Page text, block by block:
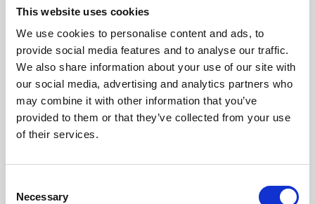
This website uses cookies
We use cookies to personalise content and ads, to
provide social media features and to analyse our traffic.
We also share information about your use of our site with
our social media, advertising and analytics partners who
may combine it with other information that you’ve
provided to them or that they’ve collected from your use
of their services.
Selection
Necessary